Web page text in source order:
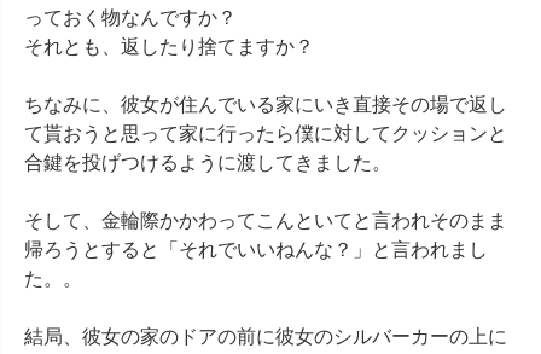
っておく物なんですか？
それとも、返したり捨てますか？
ちなみに、彼女が住んでいる家にいき直接その場で返し
て貰おうと思って家に行ったら僕に対してクッションと
合鍵を投げつけるように渡してきました。
そして、金輪際かかわってこんといてと言われそのまま
帰ろうとすると「それでいいねんな？」と言われまし
た。。
結局、彼女の家のドアの前に彼女のシルバーカーの上に